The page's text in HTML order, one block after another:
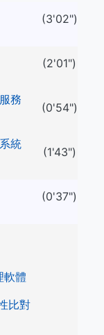
(3'02")
(2'01")
務
(0'54")
統
(1'43")
(0'37")
軟體
比對